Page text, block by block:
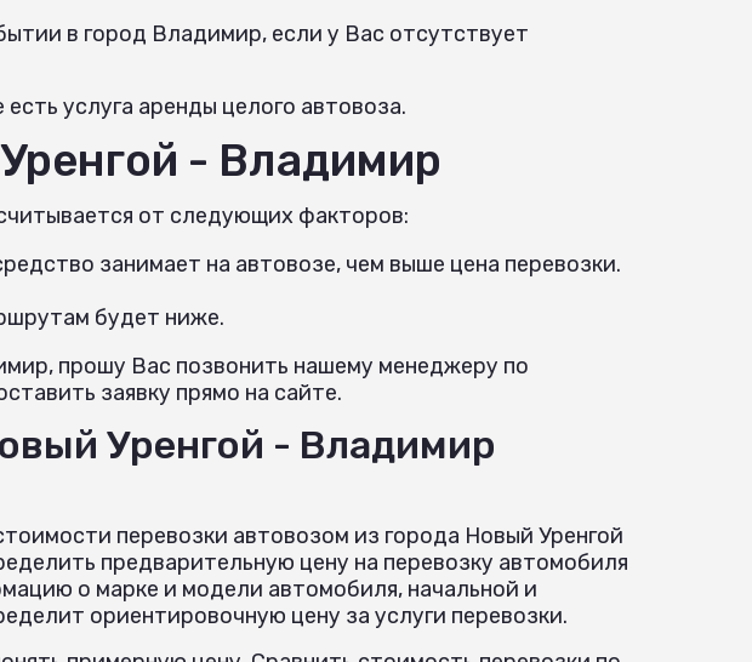
в город Владимир, если у Вас отсутствует
услуга аренды целого автовоза.
- Владимир
от следующих факторов:
занимает на автовозе, чем выше цена перевозки.
будет ниже.
прошу Вас позвонить нашему менеджеру по
заявку прямо на сайте.
Уренгой - Владимир
перевозки автовозом из города Новый Уренгой
предварительную цену на перевозку автомобиля
о марке и модели автомобиля, начальной и
ориентировочную цену за услуги перевозки.